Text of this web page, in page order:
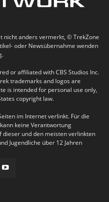
nicht anders vermerkt, © TrekZone
oder Newsübernahme wenden
or affiliated with CBS Studios Inc.
trademarks and logos are
is intended for personal use only,
copyright law.
im Internet verlinkt. Für die
keine Verantwortung
und den meisten verlinkten
Jugendliche über 12 Jahren